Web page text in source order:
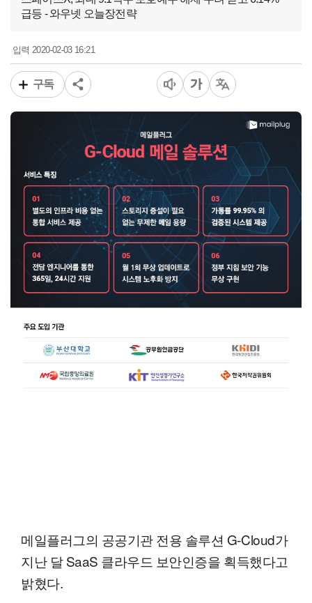
급등 - 와우넷 오늘장전략
입력2020-02-03 16:21
구독
메일플러그의 공공기관 전용 솔루션 G-Cloud가
지난 달 SaaS 클라우드 보안인증을 획득했다고
밝혔다.